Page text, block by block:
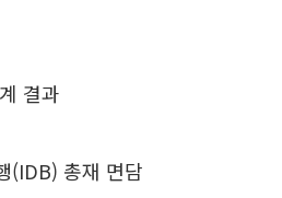
결과
(IDB) 총재 면담